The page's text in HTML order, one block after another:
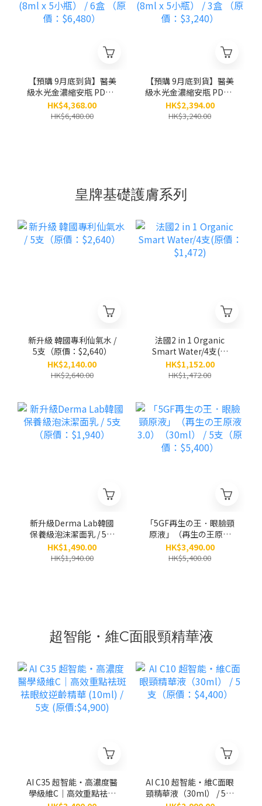
【預購 9月底到貨】醫美
級水光金濃縮安瓶 PDRN
x 黃金「小金瓶」(8ml x
5小瓶） / 6盒 （原價：
HK$4,368.00
HK$6,480.00
【預購 9月底到貨】醫美
級水光金濃縮安瓶 PDRN
x 黃金「小金瓶」(8ml x
5小瓶） / 3盒 （原價：
HK$2,394.00
HK$3,240.00
皇牌基礎護膚系列
新升級 韓國專利仙氣水 /
5支（原價：$2,640）
HK$2,140.00
HK$2,640.00
法國2 in 1 Organic
Smart Water/4支(原
價：$1,472)
HK$1,152.00
HK$1,472.00
新升級Derma Lab韓國
保養級泡沫潔面乳 / 5支
（原價：$1,940）
HK$1,490.00
HK$1,940.00
「5GF再生の王．眼臉頸
原液」（再生の王原液
3.0）（30ml） / 5支（原
價：$5,400）
HK$3,490.00
HK$5,400.00
超智能・維C面眼頸精華液
AI C35 超智能‧高濃度醫
學級維C｜高效重點袪斑
AI C10 超智能‧維C面眼
頸精華液（30ml） / 5支